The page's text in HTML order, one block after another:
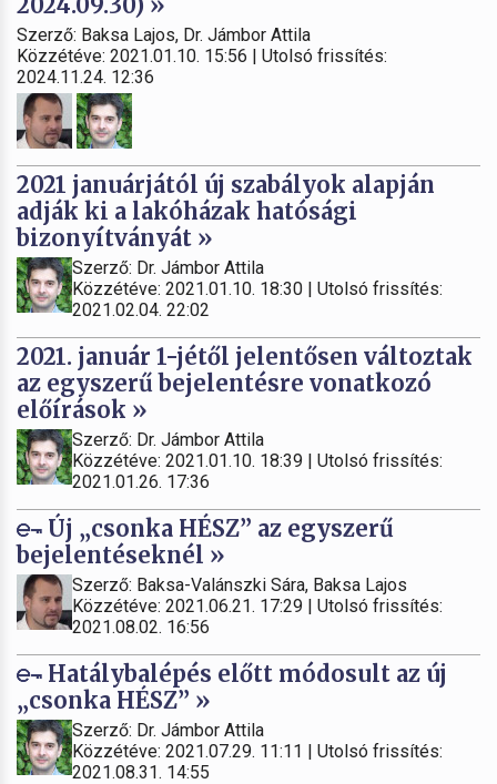
Szerző: Baksa Lajos, Dr. Jámbor Attila
Közzétéve: 2021.01.10. 15:56 | Utolsó frissítés:
2024.11.24. 12:36
2021 januárjától új szabályok alapján
adják ki a lakóházak hatósági
bizonyítványát »
Szerző: Dr. Jámbor Attila
Közzétéve: 2021.01.10. 18:30 | Utolsó frissítés:
2021.02.04. 22:02
2021. január 1-jétől jelentősen változtak
az egyszerű bejelentésre vonatkozó
előírások »
Szerző: Dr. Jámbor Attila
Közzétéve: 2021.01.10. 18:39 | Utolsó frissítés:
2021.01.26. 17:36
Új „csonka HÉSZ” az egyszerű
bejelentéseknél »
Szerző: Baksa-Valánszki Sára, Baksa Lajos
Közzétéve: 2021.06.21. 17:29 | Utolsó frissítés:
2021.08.02. 16:56
Hatálybalépés előtt módosult az új
„csonka HÉSZ” »
Szerző: Dr. Jámbor Attila
Közzétéve: 2021.07.29. 11:11 | Utolsó frissítés:
2021.08.31. 14:55